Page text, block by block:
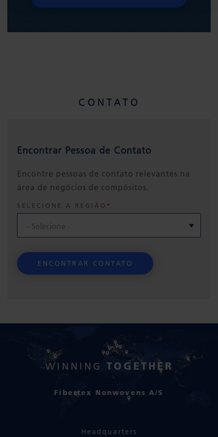
CONTATO
Encontrar Pessoa de Contato
Encontre pessoas de contato relevantes na
área de negócios de compósitos.
SELECIONE A REGIÃO
WINNING TOGETHER
Fibertex Nonwovens A/S
Headquarters